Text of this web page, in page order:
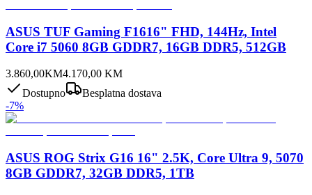
ASUS TUF Gaming F1616" FHD, 144Hz, Intel
Core i7 5060 8GB GDDR7, 16GB DDR5, 512GB
3.860,00KM4.170,00 KM
Dostupno
Besplatna dostava
-7%
ASUS ROG Strix G16 16" 2.5K, Core Ultra 9, 5070
8GB GDDR7, 32GB DDR5, 1TB